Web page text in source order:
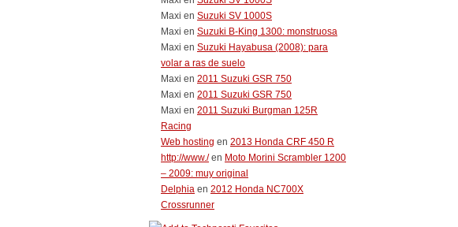
Maxi en Suzuki SV 1000S
Maxi en Suzuki B-King 1300: monstruosa
Maxi en Suzuki Hayabusa (2008): para
volar a ras de suelo
Maxi en 2011 Suzuki GSR 750
Maxi en 2011 Suzuki GSR 750
Maxi en 2011 Suzuki Burgman 125R
Racing
Web hosting en 2013 Honda CRF 450 R
http://www./en Moto Morini Scrambler 1200
– 2009: muy original
Delphia en 2012 Honda NC700X
Crossrunner